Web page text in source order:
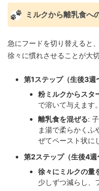
ミルクから離乳食へ
急にフードを切り替えると
徐々に慣れさせることが大切
第1ステップ（生後3週
粉ミルクからスタ
で溶いて与えます。
離乳食を混ぜる:
ま湯で柔らかくふ
ぜてペースト状に
第2ステップ（生後4週
徐々にミルクの量
少しずつ減らし、